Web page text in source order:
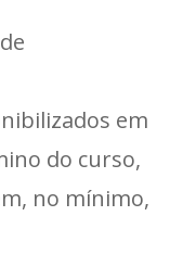
em
do curso,
no mínimo,